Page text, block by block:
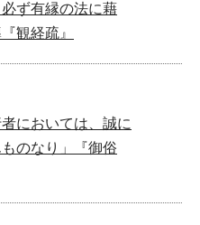
ず有縁の法に藉
観経疏』
においては、誠に
のなり」『御俗